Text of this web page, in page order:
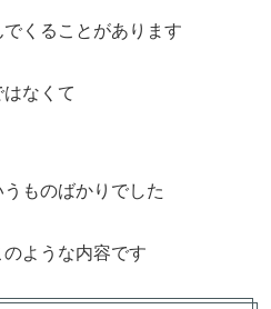
くることがあります
なくて
ものばかりでした
ような内容です